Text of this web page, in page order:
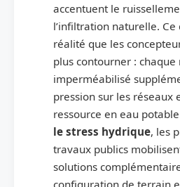
accentuent le
l’infiltration naturelle.
réalité que les
plus contourner :
imperméabilisé
pression sur les réseaux
ressource en eau
le stress hydrique, les
travaux publics
solutions
configuration de terrain